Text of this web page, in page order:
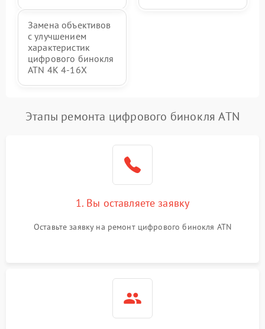
Замена объективов
с улучшением
характеристик
цифрового бинокля
ATN 4K 4-16X
Этапы ремонта цифрового бинокля ATN
1. Вы оставляете заявку
Оставьте заявку на ремонт цифрового бинокля ATN